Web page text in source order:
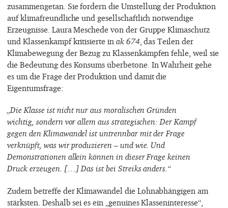
zusammengetan. Sie fordern die Umstellung der Produktion
auf klimafreundliche und gesellschaftlich notwendige
Erzeugnisse. Laura Meschede von der Gruppe Klimaschutz
und Klassenkampf kritisierte in ak 674, das Teilen der
Klimabewegung der Bezug zu Klassenkämpfen fehle, weil sie
die Bedeutung des Konsums überbetone. In Wahrheit gehe
es um die Frage der Produktion und damit die
Eigentumsfrage:
„Die Klasse ist nicht nur aus moralischen Gründen
wichtig, sondern vor allem aus strategischen: Der Kampf
gegen den Klimawandel ist untrennbar mit der Frage
verknüpft, was wir produzieren – und wie. Und
Demonstrationen allein können in dieser Frage keinen
Druck erzeugen. […] Das ist bei Streiks anders.“
Zudem betreffe der Klimawandel die Lohnabhängigen am
stärksten. Deshalb sei es ein „genuines Klasseninteresse“,